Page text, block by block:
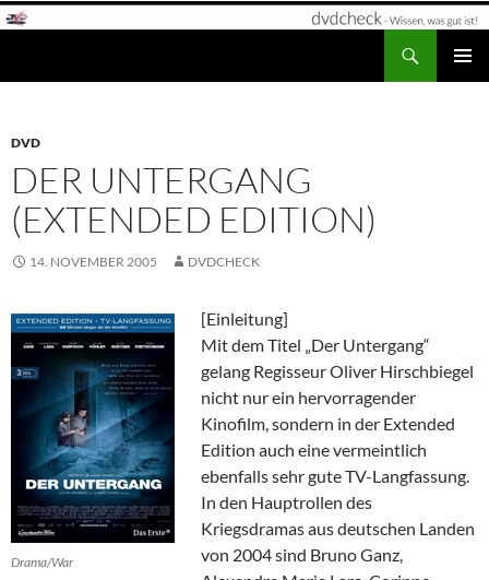
Zum
DVD
DER UNTERGANG
(EXTENDED EDITION)
14. NOVEMBER 2005 DVDCHECK
Drama/War
[Einleitung]
Mit dem Titel „Der Untergang“
gelang Regisseur Oliver Hirschbiegel
nicht nur ein hervorragender
Kinofilm, sondern in der Extended
Edition auch eine vermeintlich
ebenfalls sehr gute TV-Langfassung.
In den Hauptrollen des
Kriegsdramas aus deutschen Landen
von 2004 sind Bruno Ganz,